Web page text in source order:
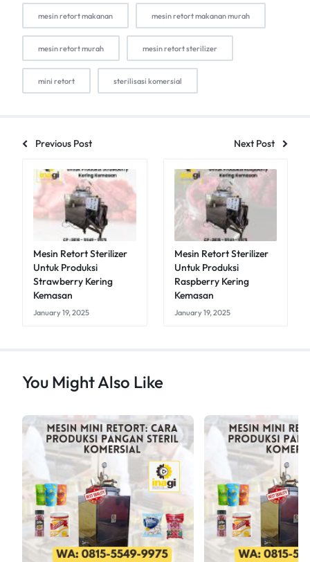
mesin retort makanan mesin retort makanan murah
mesin retort murah mesin retort sterilizer
mini retort sterilisasi komersial
Previous Post Next Post
Mesin Retort Sterilizer
Untuk Produksi
Strawberry Kering
Kemasan
January 19, 2025
Mesin Retort Sterilizer
Untuk Produksi
Raspberry Kering
Kemasan
January 19, 2025
You Might Also Like